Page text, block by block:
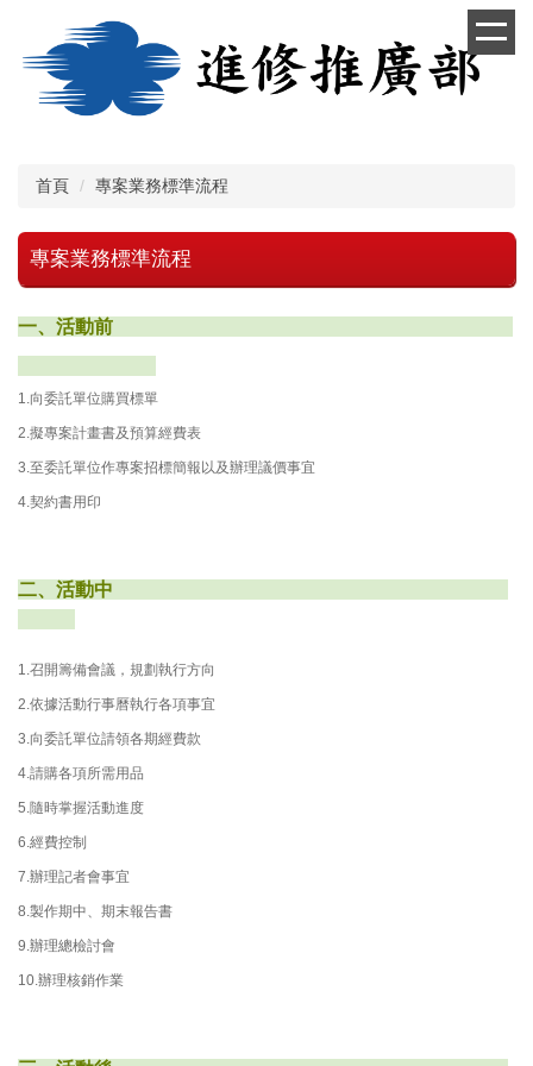
主
首頁
專案業務標準流程
專案業務標準流程
一、活動前
1.向委託單位購買標單
2.擬專案計畫書及預算經費表
3.至委託單位作專案招標簡報以及辦理議價事宜
4.契約書用印
二、活動中
1.召開籌備會議，規劃執行方向
2.依據活動行事曆執行各項事宜
3.向委託單位請領各期經費款
4.請購各項所需用品
5.隨時掌握活動進度
6.經費控制
7.辦理記者會事宜
8.製作期中、期末報告書
9.辦理總檢討會
10.辦理核銷作業